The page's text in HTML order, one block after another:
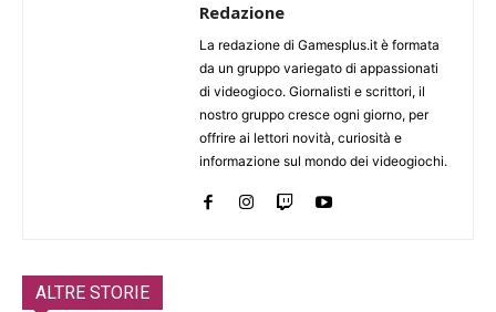
Redazione
La redazione di Gamesplus.it è formata
da un gruppo variegato di appassionati
di videogioco. Giornalisti e scrittori, il
nostro gruppo cresce ogni giorno, per
offrire ai lettori novità, curiosità e
informazione sul mondo dei videogiochi.
ALTRE STORIE